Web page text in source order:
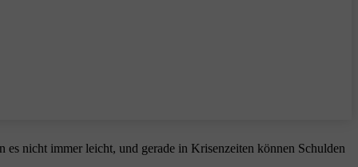
nicht immer leicht, und gerade in Krisenzeiten können Schulden